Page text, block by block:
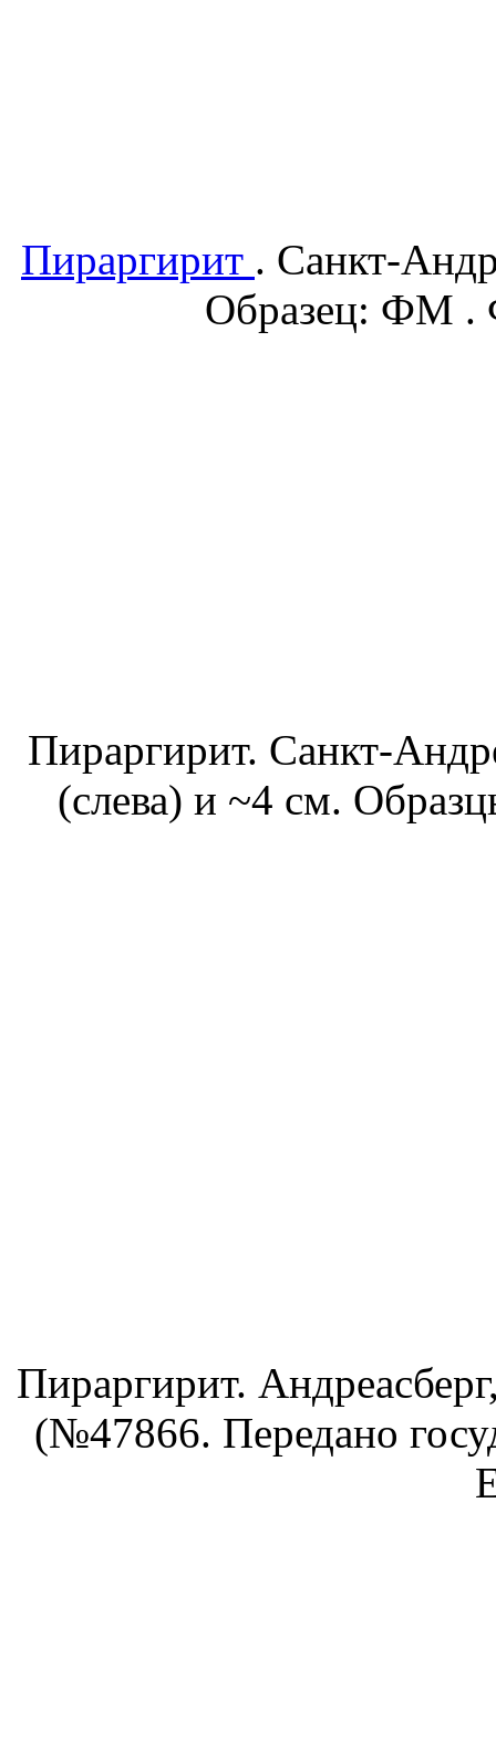
Пираргирит . Санкт-
Образец: ФМ .
Пираргирит. Санкт-
(слева) и ~4 см.
Пираргирит.
(№47866. Передано